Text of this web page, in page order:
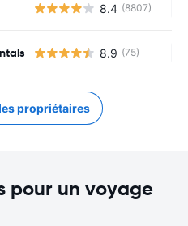
8.4 (8807)
8.9 (75)
propriétaires
pour un voyage